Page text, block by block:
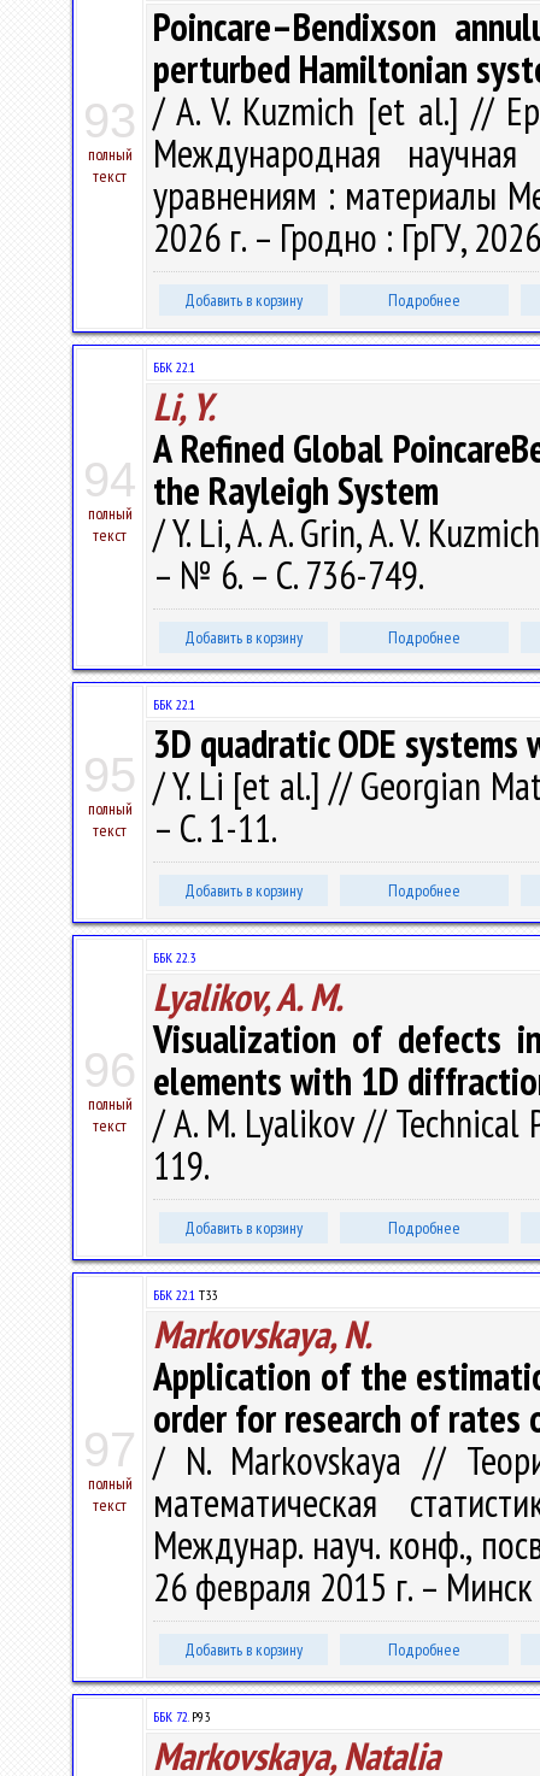
93
полный
текст
Poincare–Bendixson
perturbed Hamiltonian
/ A. V. Kuzmich [et al.] //
Международная
уравнениям : материалы
2026 г. – Гродно : ГрГУ,
Добавить в корзину Подробнее
94
полный
текст
ББК 22.1
Li, Y.
A Refined Global
the Rayleigh System
/ Y. Li, A. A. Grin, A. V.
– № 6. – С. 736-749.
Добавить в корзину Подробнее
95
полный
текст
ББК 22.1
3D quadratic ODE
/ Y. Li [et al.] // Georgian
– С. 1-11.
Добавить в корзину Подробнее
96
полный
текст
ББК 22.3
Lyalikov, A. M.
Visualization of defects
elements with 1D
/ A. M. Lyalikov //
119.
Добавить в корзину Подробнее
97
полный
текст
ББК 22.1 Т33
Markovskaya, N.
Application of the
order for research of rates
/ N. Markovskaya //
математическая
Междунар. науч. конф.,
26 февраля 2015 г. –
Добавить в корзину Подробнее
ББК 72.P93
Markovskaya, Natalia